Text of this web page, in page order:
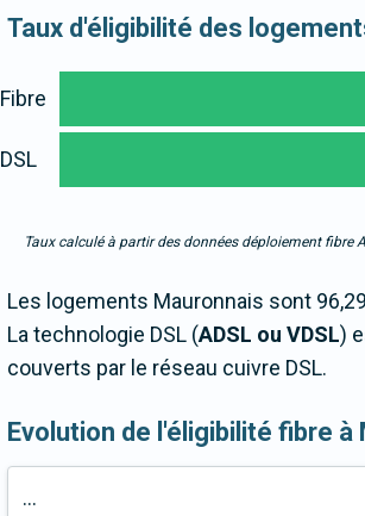
Taux d'éligibilité des
Fibre
DSL
Taux calculé à partir des données déploiement fibre
Les logements Mauronnais sont
La technologie DSL (ADSL ou VDSL)
couverts par le réseau cuivre DSL.
Evolution de l'éligibilité fibre à
...